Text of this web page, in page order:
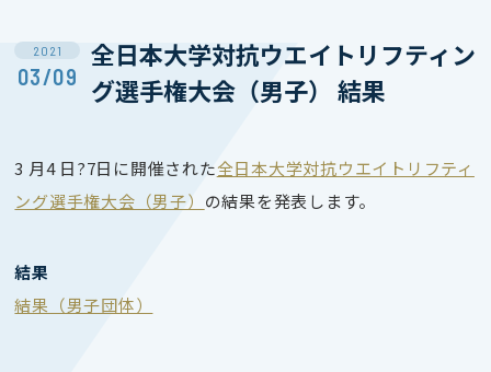
2021
03/09
全日本大学対抗ウエイトリフティン
グ選手権大会（男子） 結果
3 月4 日?7日に開催された全日本大学対抗ウエイトリフティ
ング選手権大会（男子） の結果を発表します。
結果
結果（男子団体）